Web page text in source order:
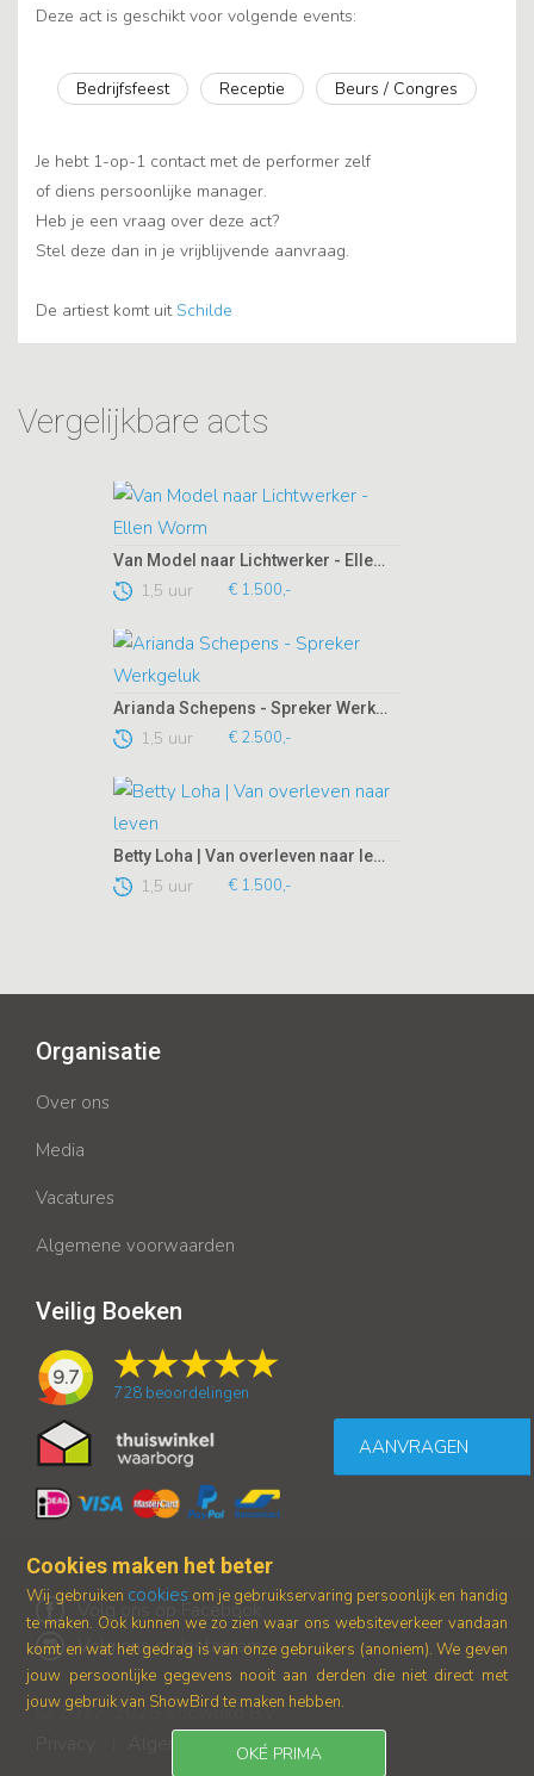
Deze act is geschikt voor volgende events:
Bedrijfsfeest Receptie Beurs / Congres
Je hebt 1-op-1 contact met de performer zelf
of diens persoonlijke manager.
Heb je een vraag over deze act?
Stel deze dan in je vrijblijvende aanvraag.
De artiest komt uitSchilde
Vergelijkbare acts
Van Model naar Lichtwerker - Ellen Worm
1,5 uur € 1.500,-
Arianda Schepens - Spreker Werkgeluk
1,5 uur € 2.500,-
Betty Loha | Van overleven naar leven
1,5 uur € 1.500,-
AANVRAGEN
Organisatie
Over ons
Media
Vacatures
Algemene voorwaarden
Veilig Boeken
9.7
728 beoordelingen
© 2017-2026 Showbird B.V.
Algemene voorwaarden
Volg ons op Facebook
Volg ons op Instagram
Cookies maken het beter
Wij gebruiken cookies om je gebruikservaring persoonlijk en handig
te maken. Ook kunnen we zo zien waar ons websiteverkeer vandaan
komt en wat het gedrag is van onze gebruikers (anoniem). We geven
jouw persoonlijke gegevens nooit aan derden die niet direct met
jouw gebruik van ShowBird te maken hebben.
OKÉ PRIMA